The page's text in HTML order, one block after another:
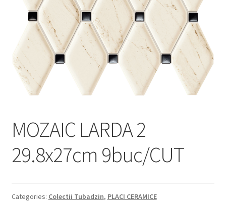
Informatii
Plata si Livrare
Politică de confidențialitate
Politica de cookie
Magazin
Plată
MOZAIC LARDA 2
29.8x27cm 9buc/CUT
Categories: Colectii Tubadzin, PLACI CERAMICE